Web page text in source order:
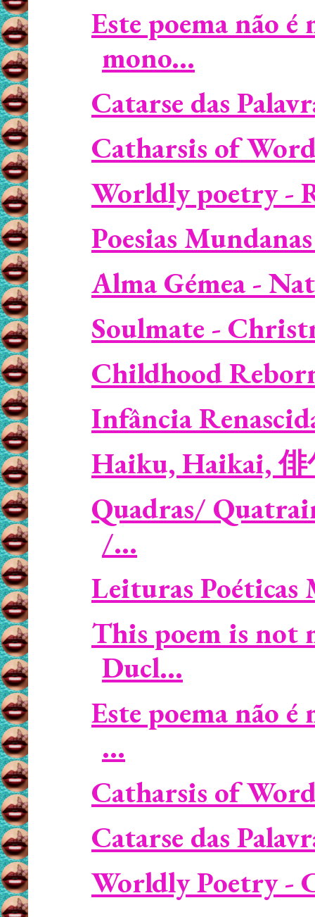
Este poema não é
mono...
Catarse das
Catharsis of
Worldly poetry -
Poesias
Alma Gémea -
Soulmate -
Childhood
Infância
Haiku, Haikai,
Quadras/
/...
Leituras Poéticas
This poem is not
Ducl...
Este poema não
...
Catharsis of
Catarse das
Worldly Poetry -